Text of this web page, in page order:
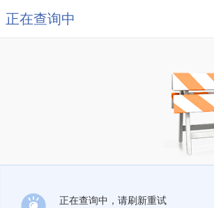
正在查询中
正在查询中，请刷新重试